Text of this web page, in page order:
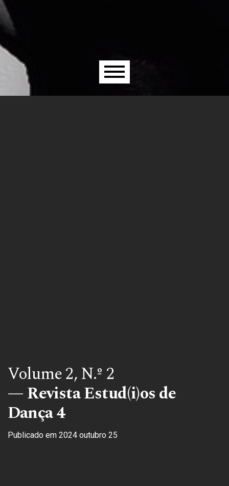
Menu principal
Volume 2,N.º 2
Revista Estud(i)os de
Dança 4
Publicado em 2024 outubro 25